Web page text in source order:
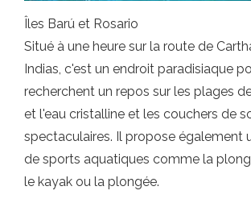
Îles Barú et Rosario
Situé à une heure sur la route de
Indias, c'est un endroit paradisiaque
recherchent un repos sur les plages
et l'eau cristalline et les couchers de
spectaculaires. Il propose également
de sports aquatiques comme la
le kayak ou la plongée.